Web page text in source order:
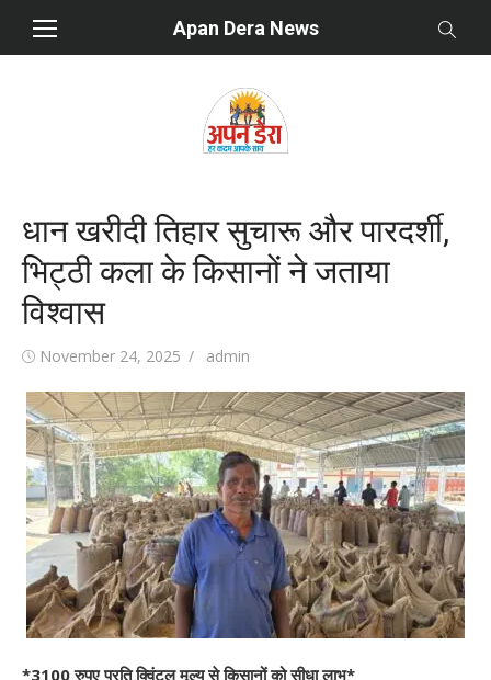
Apan Dera News
धान खरीदी तिहार सुचारू और पारदर्शी,
भिट्ठी कला के किसानों ने जताया
विश्वास
Posted
November 24, 2025 Author
admin
*3100 रुपए प्रति क्विंटल मूल्य से किसानों को सीधा लाभ*